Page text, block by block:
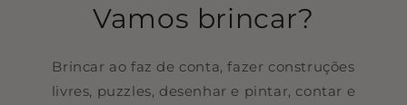
Vamos brincar?
Brincar ao faz de conta, fazer construções
livres, puzzles, desenhar e pintar, contar e